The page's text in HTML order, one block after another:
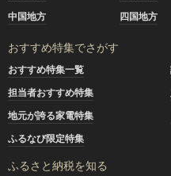
中国地方
四国地方
おすすめ特集でさがす
おすすめ特集一覧
担当者おすすめ特集
地元が誇る家電特集
ふるなび限定特集
ふるさと納税を知る